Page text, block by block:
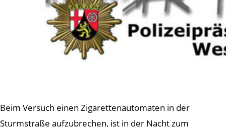
Beim Versuch einen Zigarettenautomaten in der
Sturmstraße aufzubrechen, ist in der Nacht zum